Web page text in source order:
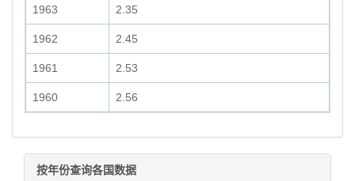
1963 2.35
1962 2.45
1961 2.53
1960 2.56
按年份查询各国数据